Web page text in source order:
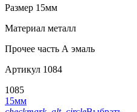
Размер 15мм
Материал металл
Прочее часть А эмаль
Артикул 1084
1085
15мм